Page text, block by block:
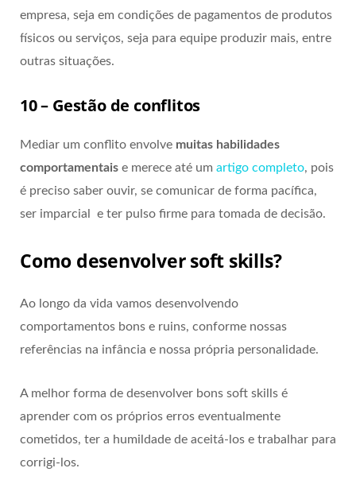
empresa, seja em condições de pagamentos de produtos
físicos ou serviços, seja para equipe produzir mais, entre
outras situações.
10 – Gestão de conflitos
Mediar um conflito envolve muitas habilidades
comportamentais e merece até um artigo completo, pois
é preciso saber ouvir, se comunicar de forma pacífica,
ser imparcial e ter pulso firme para tomada de decisão.
Como desenvolver soft skills?
Ao longo da vida vamos desenvolvendo
comportamentos bons e ruins, conforme nossas
referências na infância e nossa própria personalidade.
A melhor forma de desenvolver bons soft skills é
aprender com os próprios erros eventualmente
cometidos, ter a humildade de aceitá-los e trabalhar para
corrigi-los.